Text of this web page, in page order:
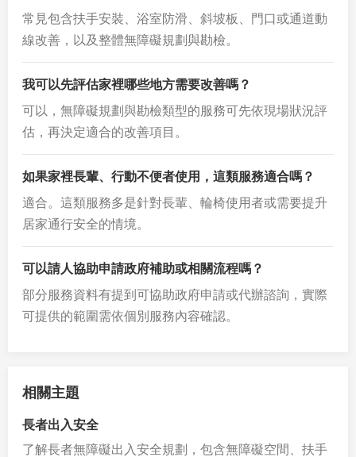
常見包含扶手安裝、浴室防滑、斜坡板、門口或通道動
線改善，以及整體無障礙規劃與勘檢。
我可以先評估家裡哪些地方需要改善嗎？
可以，無障礙規劃與勘檢類型的服務可先依現場狀況評
估，再決定適合的改善項目。
如果家裡長輩、行動不便者使用，這類服務適合嗎？
適合。這類服務多是針對長輩、輪椅使用者或需要提升
居家通行安全的情境。
可以請人協助申請政府補助或相關流程嗎？
部分服務資料有提到可協助政府申請或代辦諮詢，實際
可提供的範圍需依個別服務內容確認。
相關主題
長者出入安全
了解長者無障礙出入安全規劃，包含無障礙空間、扶手